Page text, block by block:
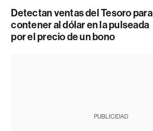
Detectan ventas del Tesoro para
contener al dólar en la pulseada
por el precio de un bono
PUBLICIDAD